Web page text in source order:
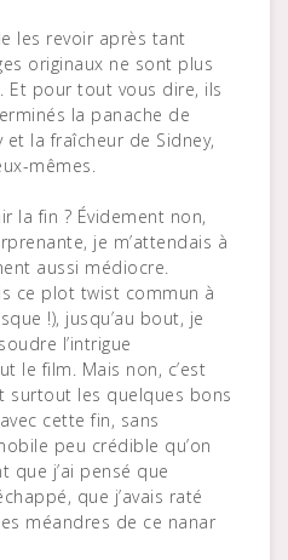
les revoir après tant
originaux ne sont plus
Et pour tout vous dire, ils
la panache de
et la fraîcheur de Sidney,
mêmes.
la fin ? Évidement non,
je m’attendais à
aussi médiocre.
ce plot twist commun à
!), jusqu’au bout, je
l’intrigue
le film. Mais non, c’est
surtout les quelques bons
cette fin, sans
peu crédible qu’on
que j’ai pensé que
que j’avais raté
méandres de ce nanar